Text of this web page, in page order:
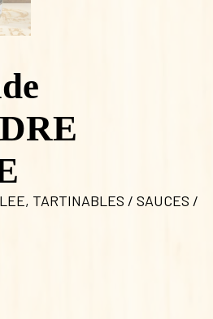
, TARTINABLES / SAUCES /